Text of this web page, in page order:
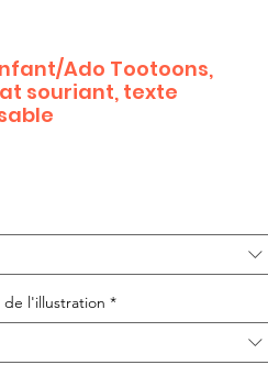
Ado Tootoons,
souriant, texte
de l'illustration *